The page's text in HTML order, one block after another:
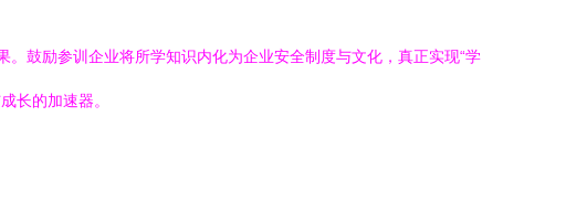
鼓励参训企业将所学知识内化为企业安全制度与文化，真正实现“学
长的加速器。